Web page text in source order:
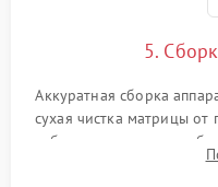
5.
Аккуратная сборка
сухая чистка матрицы
рабочего отрезка,
экспозамера с